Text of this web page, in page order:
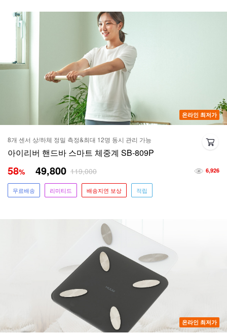
온라인 최저가
8개 센서 상/하체 정밀 측정&최대 12명 동시 관리 가능
아이리버 핸드바 스마트 체중계 SB-809P
6,926
58% 49,800 119,000
무료배송 리미티드 배송지연 보상 적립
온라인 최저가